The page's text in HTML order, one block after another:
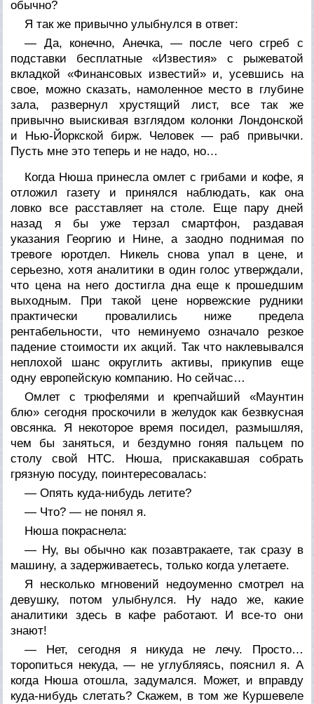
обычно?
Я так же привычно улыбнулся в ответ:
— Да, конечно, Анечка, — после чего сгреб с
подставки бесплатные «Известия» с рыжеватой
вкладкой «Финансовых известий» и, усевшись на
свое, можно сказать, намоленное место в глубине
зала, развернул хрустящий лист, все так же
привычно выискивая взглядом колонки Лондонской
и Нью-Йоркской бирж. Человек — раб привычки.
Пусть мне это теперь и не надо, но…
Когда Нюша принесла омлет с грибами и кофе, я
отложил газету и принялся наблюдать, как она
ловко все расставляет на столе. Еще пару дней
назад я бы уже терзал смартфон, раздавая
указания Георгию и Нине, а заодно поднимая по
тревоге юротдел. Никель снова упал в цене, и
серьезно, хотя аналитики в один голос утверждали,
что цена на него достигла дна еще к прошедшим
выходным. При такой цене норвежские рудники
практически провалились ниже предела
рентабельности, что неминуемо означало резкое
падение стоимости их акций. Так что наклевывался
неплохой шанс округлить активы, прикупив еще
одну европейскую компанию. Но сейчас…
Омлет с трюфелями и крепчайший «Маунтин
блю» сегодня проскочили в желудок как безвкусная
овсянка. Я некоторое время посидел, размышляя,
чем бы заняться, и бездумно гоняя пальцем по
столу свой НТС. Нюша, прискакавшая собрать
грязную посуду, поинтересовалась:
— Опять куда-нибудь летите?
— Что? — не понял я.
Нюша покраснела:
— Ну, вы обычно как позавтракаете, так сразу в
машину, а задерживаетесь, только когда улетаете.
Я несколько мгновений недоуменно смотрел на
девушку, потом улыбнулся. Ну надо же, какие
аналитики здесь в кафе работают. И все-то они
знают!
— Нет, сегодня я никуда не лечу. Просто…
торопиться некуда, — не углубляясь, пояснил я. А
когда Нюша отошла, задумался. Может, и вправду
куда-нибудь слетать? Скажем, в том же Куршевеле